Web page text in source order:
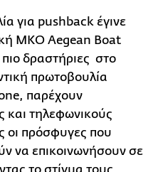
για pushback έγινε
ΜΚΟ Aegean Boat
δραστήριες στο
πρωτοβουλία
παρέχουν
και τηλεφωνικούς
οι πρόσφυγες που
να επικοινωνήσουν σε
το στίγμα τους.